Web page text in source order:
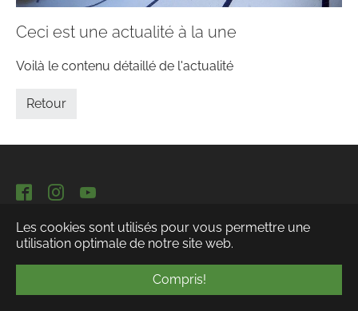
Les cookies sont utilisés pour vous permettre une
utilisation optimale de notre site web.
Compris!
Ceci est une actualité à la une
Voilà le contenu détaillé de l'actualité
Retour